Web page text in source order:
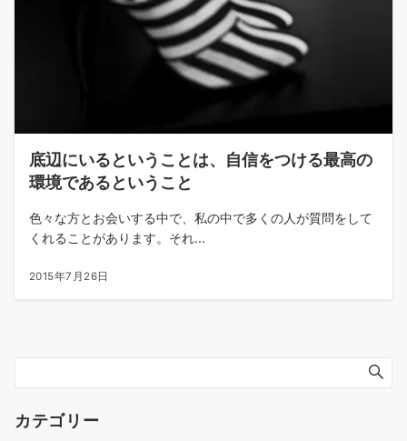
底辺にいるということは、自信をつける最高の
環境であるということ
色々な方とお会いする中で、私の中で多くの人が質問をして
くれることがあります。それ...
2015年7月26日
カテゴリー